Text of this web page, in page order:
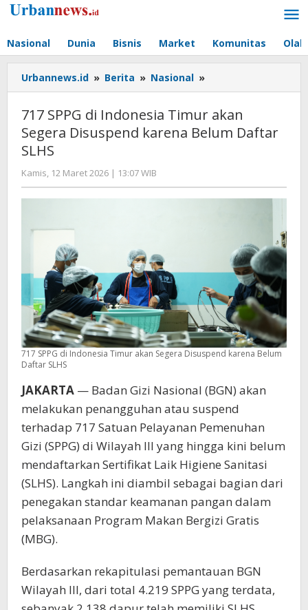
Lewati
Nasional Dunia Bisnis Market Komunitas
Urbannews.id » Berita » Nasional »
SPPG
Indonesia
Timur
karena
717 SPPG di Indonesia Timur akan
Segera Disuspend karena Belum Daftar
SLHS
Kamis, 12 Maret 2026 | 13:07 WIB
Editor
717 SPPG di Indonesia Timur akan Segera Disuspend karena Belum
Daftar SLHS
JAKARTA — Badan Gizi Nasional (BGN) akan
melakukan penangguhan atau suspend
terhadap 717 Satuan Pelayanan Pemenuhan
Gizi (SPPG) di Wilayah III yang hingga kini belum
mendaftarkan Sertifikat Laik Higiene Sanitasi
(SLHS). Langkah ini diambil sebagai bagian dari
penegakan standar keamanan pangan dalam
pelaksanaan Program Makan Bergizi Gratis
(MBG).
Berdasarkan rekapitulasi pemantauan BGN
Wilayah III, dari total 4.219 SPPG yang terdata,